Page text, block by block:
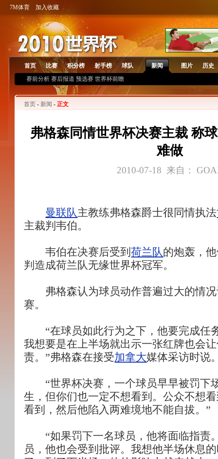
7M体育 加入收藏
首页 比赛 积分榜 射手榜 球队 新闻 图片
历史
赛前分析 赛后报道 预选赛 世界杯前瞻
首页 - 新闻 -正文
弗格森同情世界杯决赛主裁 称
难做
2010-07-18 来自：
曼联队主教练弗格森爵士很同情执法
主裁判韦伯。
韦伯在决赛后受到荷兰队的炮轰，
判造成荷兰队无缘世界杯冠军。
弗格森认为球员动作普遍过大的情况
赛。
“在球员如此行为之下，他要完成任
我想要是在上半场就出示一张红牌也会
责。”弗格森在接受加拿大媒体采访时说
“世界杯决赛，一个球员早早被罚下
生，但你们也一定不想看到。公众不想
看到，然后他陷入两难境地不能自拔。”
“如果罚下一名球员，他将面临指责
员，他也会受到批评。我想他半场休息